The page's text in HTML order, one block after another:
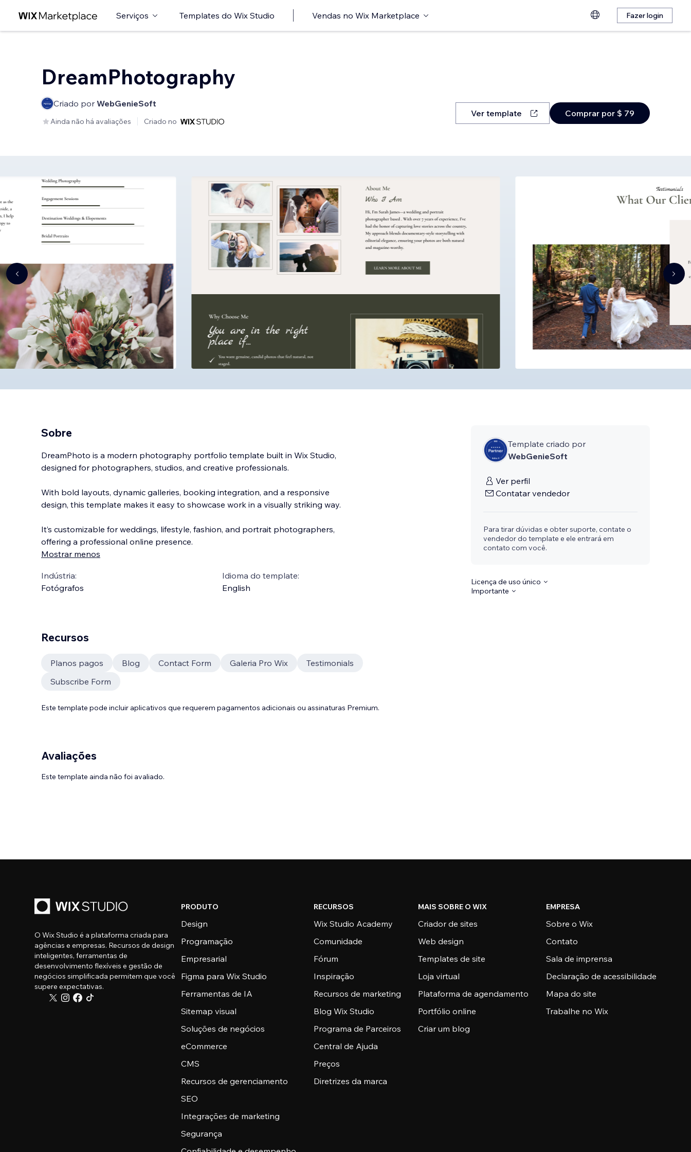
Serviços Templates do Wix Studio Vendas no Wix Marketplace Fazer login
DreamPhotography
Criado por WebGenieSoft
Ainda não há avaliações Criado no
Ver template Comprar por $ 79
Sobre
DreamPhoto is a modern photography portfolio template built in Wix Studio,
designed for photographers, studios, and creative professionals.
With bold layouts, dynamic galleries, booking integration, and a responsive
design, this template makes it easy to showcase work in a visually striking way.
It’s customizable for weddings, lifestyle, fashion, and portrait photographers,
offering a professional online presence.
Mostrar menos
Indústria:
Fotógrafos
Idioma do template:
English
Template criado por
WebGenieSoft
Ver perfil
Contatar vendedor
Para tirar dúvidas e obter suporte, contate o
vendedor do template e ele entrará em
contato com você.
Licença de uso único
Importante
Recursos
Planos pagos Blog Contact Form Galeria Pro Wix
Testimonials
Subscribe Form
Este template pode incluir aplicativos que requerem pagamentos adicionais ou assinaturas Premium.
Avaliações
Este template ainda não foi avaliado.
O Wix Studio é a plataforma criada para
agências e empresas. Recursos de design
inteligentes, ferramentas de
desenvolvimento flexíveis e gestão de
negócios simplificada permitem que você
supere expectativas.
PRODUTO
Design
Programação
Empresarial
Figma para Wix Studio
Ferramentas de IA
Sitemap visual
Soluções de negócios
eCommerce
CMS
Recursos de gerenciamento
SEO
Integrações de marketing
Segurança
RECURSOS
Wix Studio Academy
Comunidade
Fórum
Inspiração
Recursos de marketing
Blog Wix Studio
Programa de Parceiros
Central de Ajuda
Preços
Diretrizes da marca
MAIS SOBRE O WIX
Criador de sites
Web design
Templates de site
Loja virtual
Plataforma de agendamento
Portfólio online
Criar um blog
EMPRESA
Sobre o Wix
Contato
Sala de imprensa
Declaração de acessibilidade
Mapa do site
Trabalhe no Wix